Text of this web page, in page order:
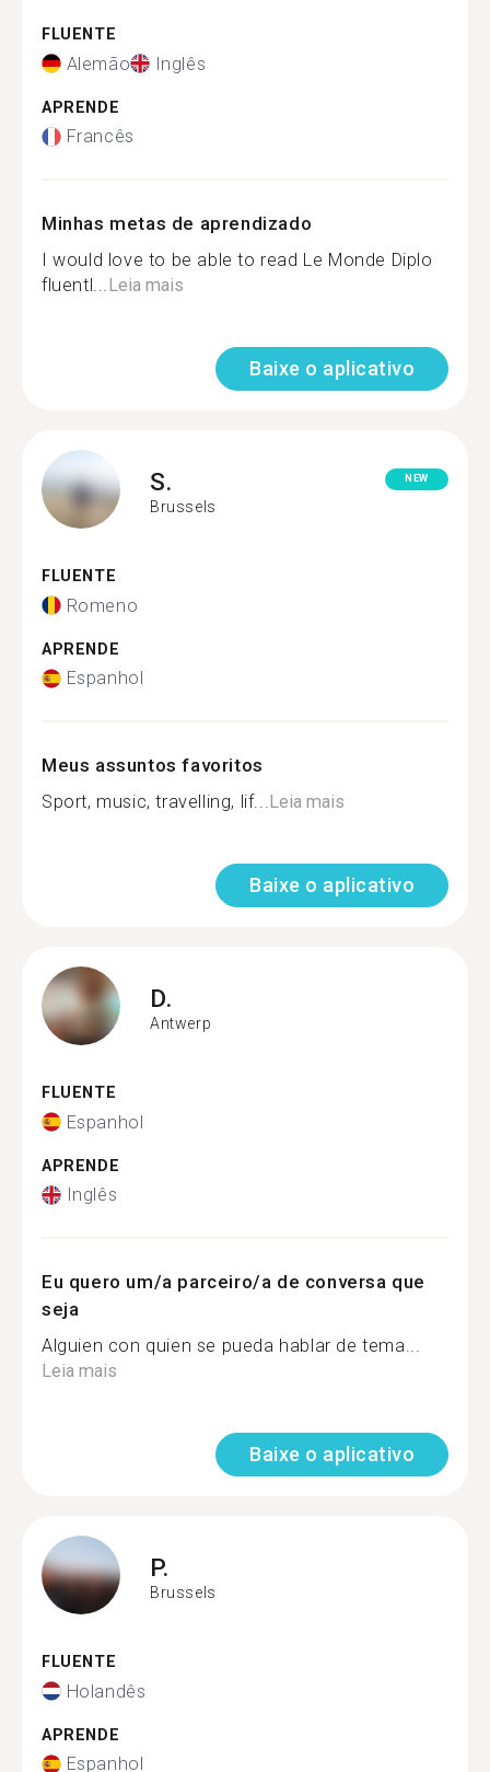
FLUENTE
Alemão Inglês
APRENDE
Francês
Minhas metas de aprendizado
I would love to be able to read Le Monde Diplo
fluentl...Leia mais
Baixe o aplicativo
S.
Brussels
NEW
FLUENTE
Romeno
APRENDE
Espanhol
Meus assuntos favoritos
Sport, music, travelling, lif...Leia mais
Baixe o aplicativo
D.
Antwerp
FLUENTE
Espanhol
APRENDE
Inglês
Eu quero um/a parceiro/a de conversa que
seja
Alguien con quien se pueda hablar de tema...
Leia mais
Baixe o aplicativo
P.
Brussels
FLUENTE
Holandês
APRENDE
Espanhol